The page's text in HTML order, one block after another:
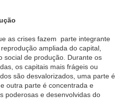
as crises fazem parte integrante
ampliada do capital,
social de produção. Durante os
os capitais mais frágeis ou
são desvalorizados, uma parte é
outra parte é concentrada e
poderosas e desenvolvidas do